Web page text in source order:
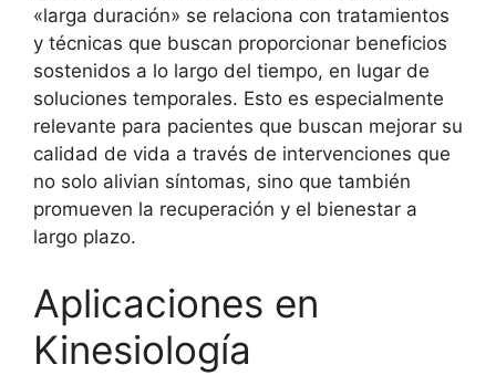
«larga duración» se relaciona con tratamientos
y técnicas que buscan proporcionar beneficios
sostenidos a lo largo del tiempo, en lugar de
soluciones temporales. Esto es especialmente
relevante para pacientes que buscan mejorar su
calidad de vida a través de intervenciones que
no solo alivian síntomas, sino que también
promueven la recuperación y el bienestar a
largo plazo.
Aplicaciones en
Kinesiología